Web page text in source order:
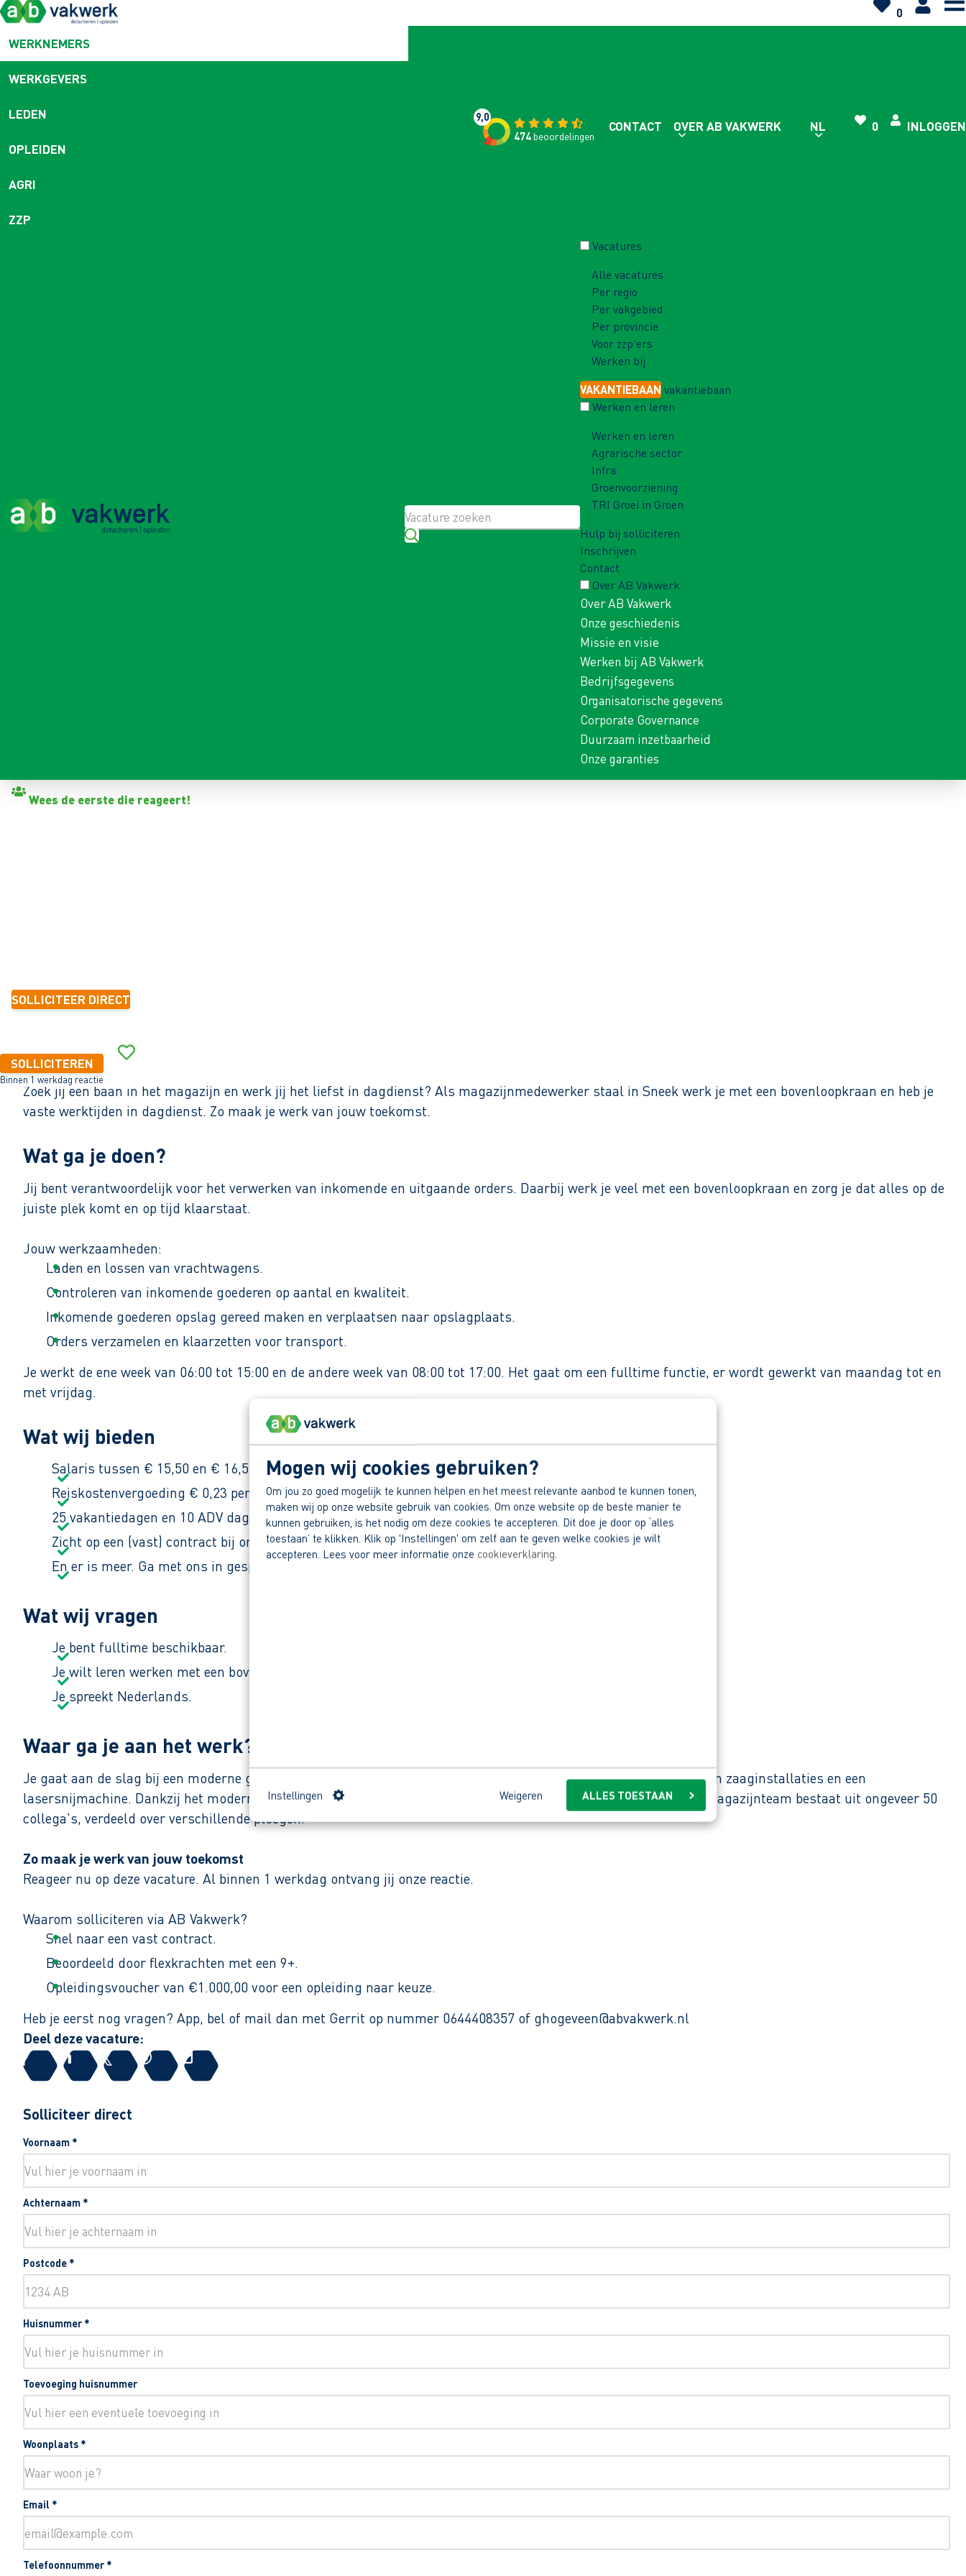
Mogen wij cookies gebruiken?
Om jou zo goed mogelijk te kunnen helpen en het meest relevante aanbod te kunnen tonen,
maken wij op onze website gebruik van cookies. Om onze website op de beste manier te
kunnen gebruiken, is het nodig om deze cookies te accepteren. Dit doe je door op ‘alles
toestaan’ te klikken. Klik op 'Instellingen' om zelf aan te geven welke cookies je wilt
accepteren. Lees voor meer informatie onze cookieverklaring.
Instellingen Weigeren ALLES TOESTAAN
0
WERKNEMERS
WERKGEVERS
LEDEN
OPLEIDEN
AGRI
ZZP
9,0
474beoordelingen
CONTACT OVER AB VAKWERK NL 0 INLOGGEN
Vacatures
Alle vacatures
Per regio
Per vakgebied
Per provincie
Voor zzp'ers
Werken bij
VAKANTIEBAAN vakantiebaan
Werken en leren
Werken en leren
Agrarische sector
Infra
Groenvoorziening
TRI Groei in Groen
Hulp bij solliciteren
Inschrijven
Contact
Over AB Vakwerk
Over AB Vakwerk
Onze geschiedenis
Missie en visie
Werken bij AB Vakwerk
Bedrijfsgegevens
Organisatorische gegevens
Corporate Governance
Duurzaam inzetbaarheid
Onze garanties
Wees de eerste die reageert!
SOLLICITEER DIRECT
SOLLICITEREN
Binnen 1 werkdag reactie
Zoek jij een baan in het magazijn en werk jij het liefst in dagdienst? Als magazijnmedewerker staal in Sneek werk je met een bovenloopkraan en heb je
vaste werktijden in dagdienst. Zo maak je werk van jouw toekomst.
Wat ga je doen?
Jij bent verantwoordelijk voor het verwerken van inkomende en uitgaande orders. Daarbij werk je veel met een bovenloopkraan en zorg je dat alles op de
juiste plek komt en op tijd klaarstaat.
Jouw werkzaamheden:
Laden en lossen van vrachtwagens.
Controleren van inkomende goederen op aantal en kwaliteit.
Inkomende goederen opslag gereed maken en verplaatsen naar opslagplaats.
Orders verzamelen en klaarzetten voor transport.
Je werkt de ene week van 06:00 tot 15:00 en de andere week van 08:00 tot 17:00. Het gaat om een fulltime functie, er wordt gewerkt van maandag tot en
met vrijdag.
Wat wij bieden
Salaris tussen € 15,50 en € 16,50 bruto per uur.
Reiskostenvergoeding € 0,23 per kilometer.
25 vakantiedagen en 10 ADV dagen.
Zicht op een (vast) contract bij onze opdrachtgever.
En er is meer. Ga met ons in gesprek en ontdek jouw voordelen!
Wat wij vragen
Je bent fulltime beschikbaar.
Je wilt leren werken met een bovenloopkraan.
Je spreekt Nederlands.
Waar ga je aan het werk?
Je gaat aan de slag bij een moderne groothandel in staal, gevestigd in Sneek. Ze beschikken over moderne boor- en zaaginstallaties en een
lasersnijmachine. Dankzij het moderne wagenpark leveren ze hun klanten binnen 24 uur door het hele land. Het magazijnteam bestaat uit ongeveer 50
collega's, verdeeld over verschillende ploegen.
Zo maak je werk van jouw toekomst
Reageer nu op deze vacature. Al binnen 1 werkdag ontvang jij onze reactie.
Waarom solliciteren via AB Vakwerk?
Snel naar een vast contract.
Beoordeeld door flexkrachten met een 9+.
Opleidingsvoucher van €1.000,00 voor een opleiding naar keuze.
Heb je eerst nog vragen? App, bel of mail dan met Gerrit op nummer 0644408357 of ghogeveen@abvakwerk.nl
Deel deze vacature:
Solliciteer direct
Voornaam *
Achternaam *
Postcode *
Huisnummer *
Toevoeging huisnummer
Woonplaats *
Email *
Telefoonnummer *